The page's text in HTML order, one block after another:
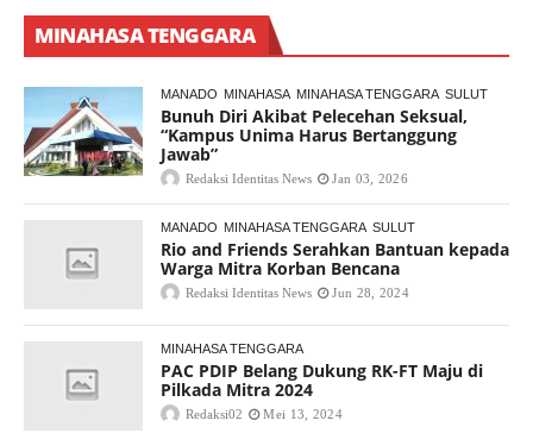
MINAHASA TENGGARA
MANADO MINAHASA MINAHASA TENGGARA SULUT
Bunuh Diri Akibat Pelecehan Seksual,
“Kampus Unima Harus Bertanggung
Jawab”
Redaksi Identitas News Jan 03, 2026
MANADO MINAHASA TENGGARA SULUT
Rio and Friends Serahkan Bantuan kepada
Warga Mitra Korban Bencana
Redaksi Identitas News Jun 28, 2024
MINAHASA TENGGARA
PAC PDIP Belang Dukung RK-FT Maju di
Pilkada Mitra 2024
Redaksi02 Mei 13, 2024